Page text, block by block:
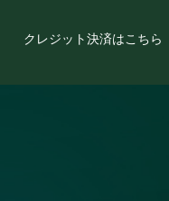
クレジット決済はこちら